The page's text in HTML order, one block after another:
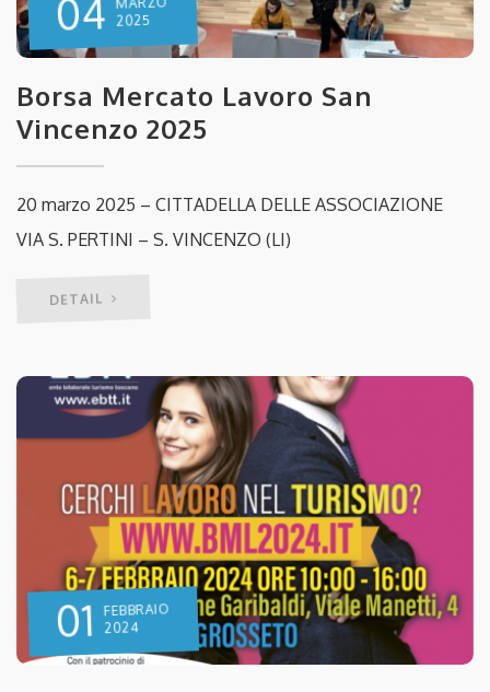
04 2025
Borsa Mercato Lavoro San
Vincenzo 2025
20 marzo 2025 – CITTADELLA DELLE ASSOCIAZIONE
VIA S. PERTINI – S. VINCENZO (LI)
DETAIL
01 FEBBRAIO
2024